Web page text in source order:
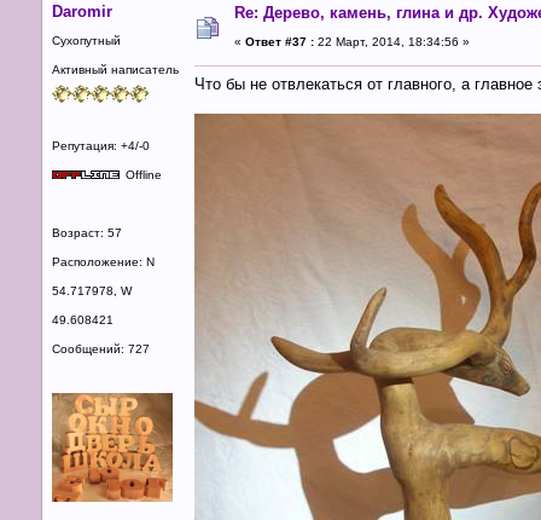
Daromir
Сухопутный
Активный написатель
Репутация: +4/-0
Offline
Возраст: 57
Расположение: N
54.717978, W
49.608421
Сообщений: 727
Re: Дерево, камень, глина и др.
« Ответ #37 : 22 Март, 2014, 18:34:56 »
Что бы не отвлекаться от главного, а